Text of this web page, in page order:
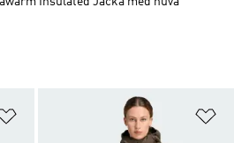
Lägg till på önskelistan